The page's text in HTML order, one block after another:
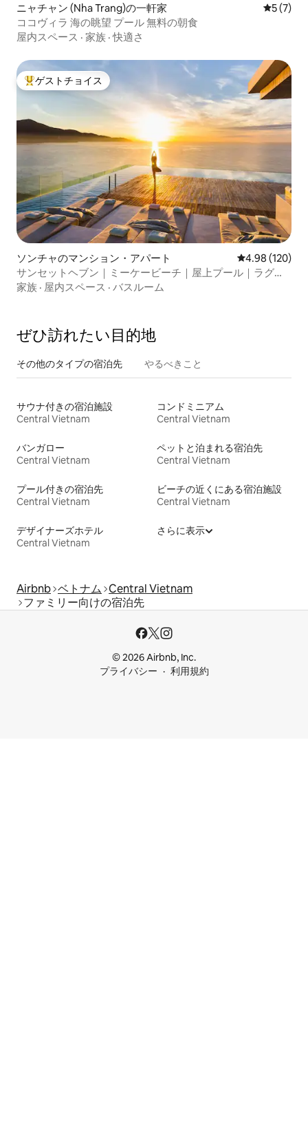
ニャチャン (Nha Trang)の一軒家 レビュー
5 (7)
ココヴィラ 海の眺望 プール 無料の朝食
屋内スペース · 家族 ·快適さ
大好評のゲストチョイスです。
ゲストチョイス
ソンチャのマンション・アパート レビュー120
4.98 (120)
サンセットヘブン｜ミーケービーチ｜屋上プール｜ラグジ
ュアリー
家族 · 屋内スペース · バスルーム
ぜひ訪⁠れ⁠た⁠い目⁠的⁠地
その他のタ⁠イ⁠プ⁠の宿⁠泊⁠先 やるべきこと
サウナ付きの宿泊施設
Central Vietnam
コンドミニアム
Central Vietnam
バンガロー
Central Vietnam
ペットと泊まれる宿泊先
Central Vietnam
プール付きの宿泊先
Central Vietnam
ビーチの近くにある宿泊施設
Central Vietnam
デザイナーズホテル
Central Vietnam
さらに表示
Airbnb ベトナム Central Vietnam
ファミリー向けの宿泊先
© 2026 Airbnb, Inc.
プライバシー
利用規約